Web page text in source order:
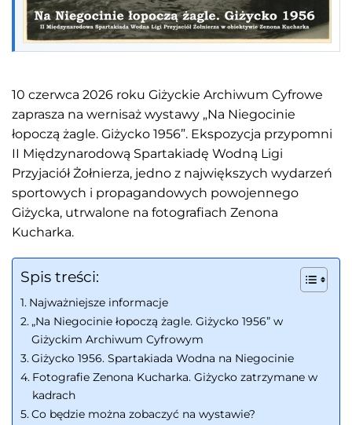
10 czerwca 2026 roku Giżyckie Archiwum Cyfrowe
zaprasza na wernisaż wystawy „Na Niegocinie
łopoczą żagle. Giżycko 1956”. Ekspozycja przypomni
II Międzynarodową Spartakiadę Wodną Ligi
Przyjaciół Żołnierza, jedno z największych wydarzeń
sportowych i propagandowych powojennego
Giżycka, utrwalone na fotografiach Zenona
Kucharka.
Spis treści:
Najważniejsze informacje
„Na Niegocinie łopoczą żagle. Giżycko 1956” w
Giżyckim Archiwum Cyfrowym
Giżycko 1956. Spartakiada Wodna na Niegocinie
Fotografie Zenona Kucharka. Giżycko zatrzymane w
kadrach
Co będzie można zobaczyć na wystawie?